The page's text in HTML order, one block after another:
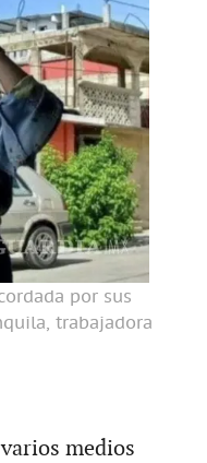
por sus
trabajadora
medios